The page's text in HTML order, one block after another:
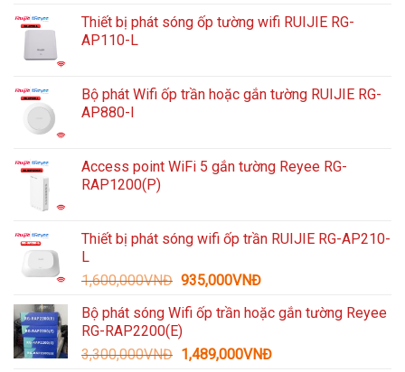
Thiết bị phát sóng ốp tường wifi RUIJIE RG-
AP110-L
Bộ phát Wifi ốp trần hoặc gắn tường RUIJIE RG-
AP880-I
Access point WiFi 5 gắn tường Reyee RG-
RAP1200(P)
Thiết bị phát sóng wifi ốp trần RUIJIE RG-AP210-
L
1,600,000VNĐ Giá
là:
1,600,000VNĐ.
935,000VNĐGiá
tại
935,000VNĐ.
Bộ phát sóng Wifi ốp trần hoặc gắn tường Reyee
RG-RAP2200(E)
3,300,000VNĐ Giá
1,489,000VNĐGiá